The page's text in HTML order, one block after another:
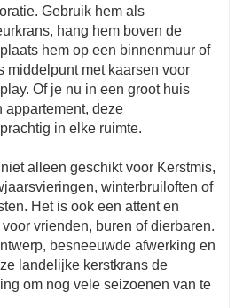
Gebruik hem als
hang hem boven de
hem op een binnenmuur of
middelpunt met kaarsen voor
Of je nu in een groot huis
appartement, deze
in elke ruimte.
alleen geschikt voor Kerstmis,
winterbruiloften of
Het is ook een attent en
vrienden, buren of dierbaren.
besneeuwde afwerking en
landelijke kerstkrans de
om nog vele seizoenen van te